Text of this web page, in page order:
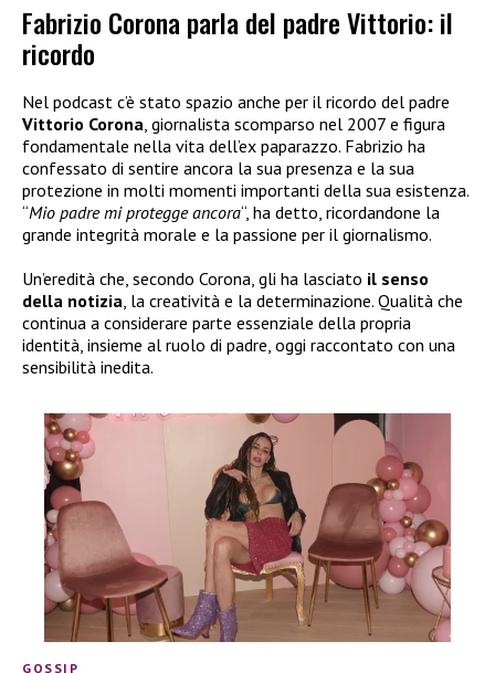
Fabrizio Corona parla del padre Vittorio: il
ricordo
Nel podcast c’è stato spazio anche per il ricordo del padre
Vittorio Corona , giornalista scomparso nel 2007 e figura
fondamentale nella vita dell’ex paparazzo. Fabrizio ha
confessato di sentire ancora la sua presenza e la sua
protezione in molti momenti importanti della sua esistenza.
“Mio padre mi protegge ancora“, ha detto, ricordandone la
grande integrità morale e la passione per il giornalismo.
Un’eredità che, secondo Corona, gli ha lasciato il senso
della notizia , la creatività e la determinazione. Qualità che
continua a considerare parte essenziale della propria
identità, insieme al ruolo di padre, oggi raccontato con una
sensibilità inedita.
GOSSIP